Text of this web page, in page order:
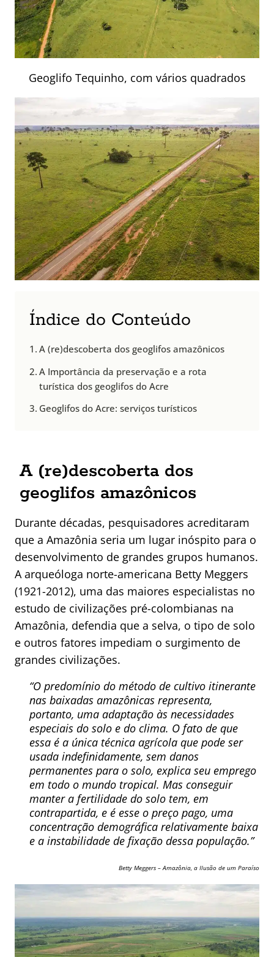
Geoglifo Tequinho, com vários quadrados
Índice do Conteúdo
A (re)descoberta dos geoglifos amazônicos
A Importância da preservação e a rota
turística dos geoglifos do Acre
Geoglifos do Acre: serviços turísticos
A (re)descoberta dos
geoglifos amazônicos
Durante décadas, pesquisadores acreditaram
que a Amazônia seria um lugar inóspito para o
desenvolvimento de grandes grupos humanos.
A arqueóloga norte-americana Betty Meggers
(1921-2012), uma das maiores especialistas no
estudo de civilizações pré-colombianas na
Amazônia, defendia que a selva, o tipo de solo
e outros fatores impediam o surgimento de
grandes civilizações.
“O predomínio do método de cultivo itinerante
nas baixadas amazônicas representa,
portanto, uma adaptação às necessidades
especiais do solo e do clima. O fato de que
essa é a única técnica agrícola que pode ser
usada indefinidamente, sem danos
permanentes para o solo, explica seu emprego
em todo o mundo tropical. Mas conseguir
manter a fertilidade do solo tem, em
contrapartida, e é esse o preço pago, uma
concentração demográfica relativamente baixa
e a instabilidade de fixação dessa população.”
Betty Meggers – Amazônia, a Ilusão de um Paraíso